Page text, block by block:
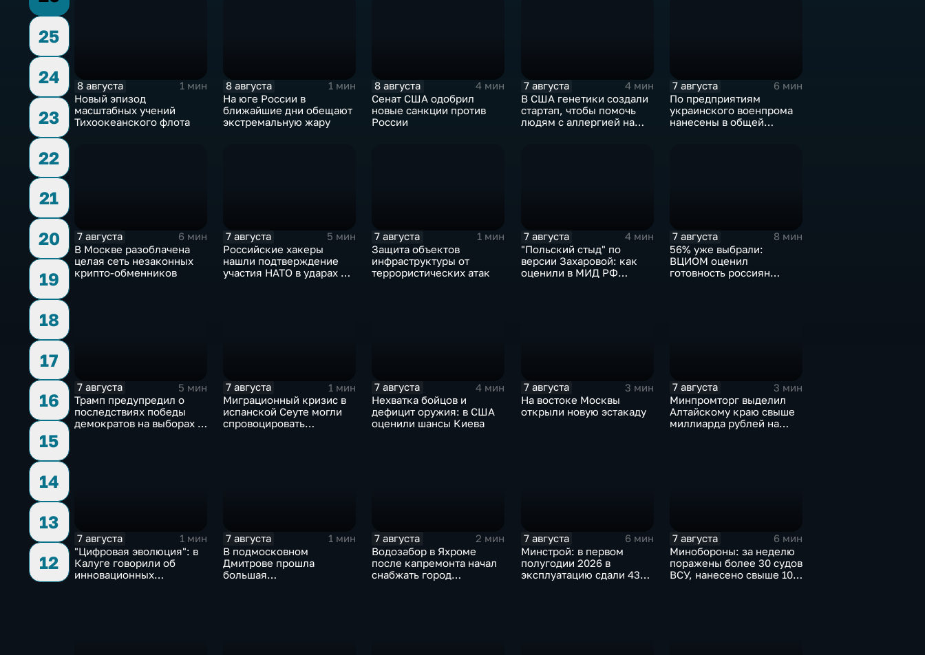
25
24
23
22
21
20
19
18
17
16
15
14
13
12
8 августа
1 мин
Новый эпизод
масштабных учений
Тихоокеанского флота
8 августа
1 мин
На юге России в
ближайшие дни обещают
экстремальную жару
8 августа
4 мин
Сенат США одобрил
новые санкции против
России
7 августа
4 мин
В США генетики создали
стартап, чтобы помочь
людям с аллергией на
7 августа
6 мин
По предприятиям
украинского военпрома
нанесены в общей
7 августа
6 мин
В Москве разоблачена
целая сеть незаконных
крипто-обменников
7 августа
5 мин
Российские хакеры
нашли подтверждение
участия НАТО в ударах по
7 августа
1 мин
Защита объектов
инфраструктуры от
террористических атак
7 августа
4 мин
"Польский стыд" по
версии Захаровой: как
оценили в МИД РФ
7 августа
8 мин
56% уже выбрали:
ВЦИОМ оценил
готовность россиян
7 августа
5 мин
Трамп предупредил о
последствиях победы
демократов на выборах в
7 августа
1 мин
Миграционный кризис в
испанской Сеуте могли
спровоцировать
7 августа
4 мин
Нехватка бойцов и
дефицит оружия: в США
оценили шансы Киева
7 августа
3 мин
На востоке Москвы
открыли новую эстакаду
7 августа
3 мин
Минпромторг выделил
Алтайскому краю свыше
миллиарда рублей на
7 августа
1 мин
"Цифровая эволюция": в
Калуге говорили об
инновационных
7 августа
1 мин
В подмосковном
Дмитрове прошла
большая
7 августа
2 мин
Водозабор в Яхроме
после капремонта начал
снабжать город
7 августа
6 мин
Минстрой: в первом
полугодии 2026 в
эксплуатацию сдали 43
7 августа
6 мин
Минобороны: за неделю
поражены более 30 судов
ВСУ, нанесено свыше 10